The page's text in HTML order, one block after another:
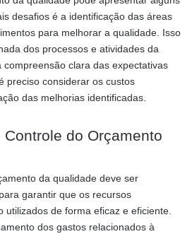
desafios é a identificação das áreas
para melhorar a qualidade. Isso
dos processos e atividades da
clara das expectativas
preciso considerar os custos
das melhorias identificadas.
do Orçamento
da qualidade deve ser
garantir que os recursos
utilizados de forma eficaz e eficiente.
dos gastos relacionados à